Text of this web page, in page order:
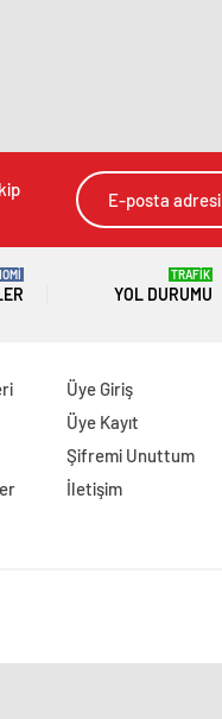
YOL DURUMU
TRAFİK
Üye Giriş
Üye Kayıt
Şifremi Unuttum
İletişim